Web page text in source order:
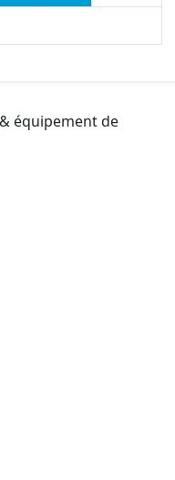
équipement de